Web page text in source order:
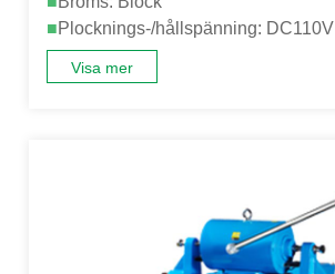
■Plocknings-/hållspänning: DC110V
Visa mer